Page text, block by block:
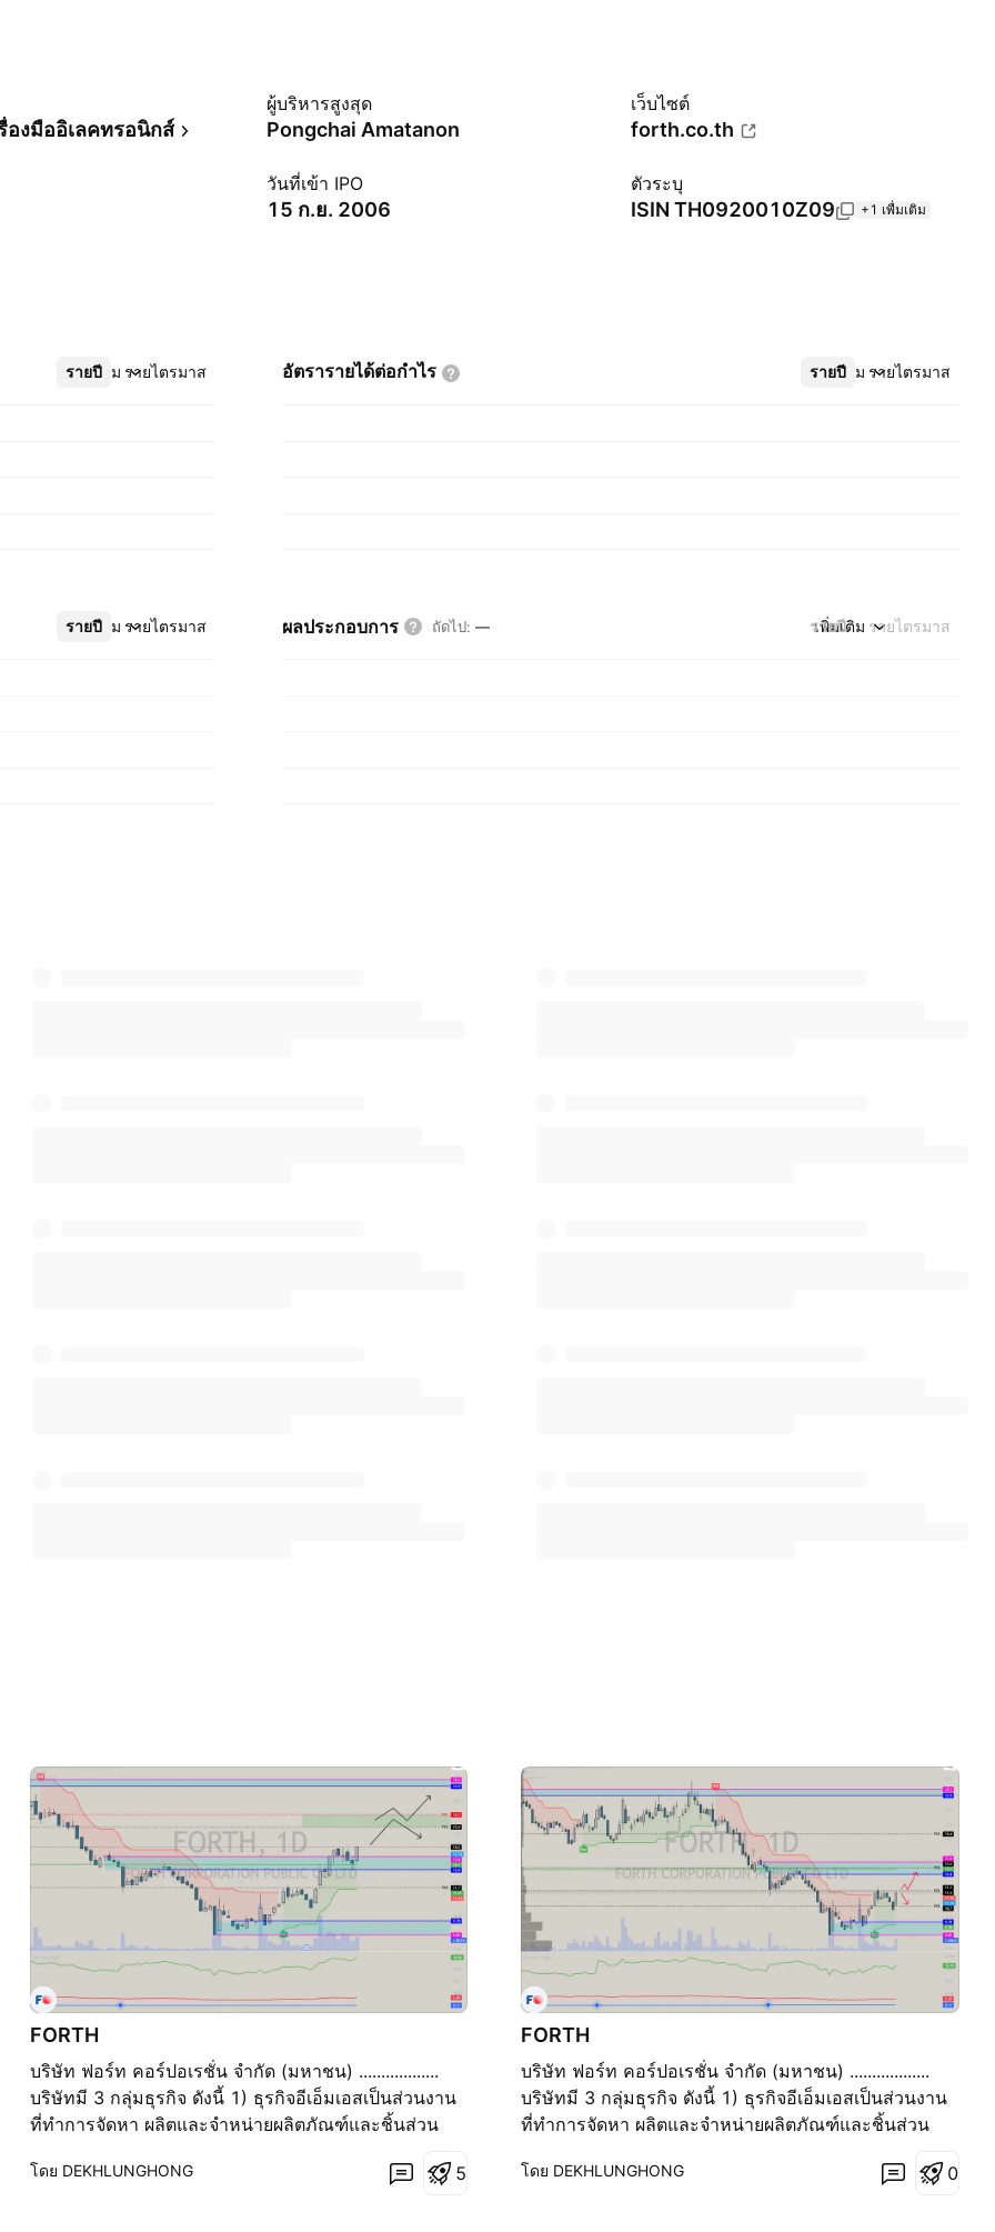
งมืออิเลคทรอนิกส์
ผู้บริหารสูงสุด
Pongchai Amatanon
เว็บไซต์
forth.co.th
วันที่เข้า IPO
15 ก.ย. 2006
ตัวระบุ
ISIN TH0920010Z09 +1 เพื่มเติม
รายปี รายไตรมาส
เพิ่มเติม อัตรารายได้ต่อกำไร รายปี รายไตรมาส
เพิ่มเติม
รายปี รายไตรมาส
เพิ่มเติม ผลประกอบการ ถัดไป: — รายปี รายไตรมาส
เพิ่มเติม
FORTH
บริษัท ฟอร์ท คอร์ปอเรชั่น จำกัด (มหาชน) ..................
บริษัทมี 3 กลุ่มธุรกิจ ดังนี้ 1) ธุรกิจอีเอ็มเอสเป็นส่วนงาน
ที่ทำการจัดหา ผลิตและจำหน่ายผลิตภัณฑ์และชิ้นส่วน
เอ็นเตอร์ไพรซ์ โซลูชั่นส์ เป็นส่วนงานที่รับงานโครงการ
โดย DEKHLUNGHONG 5
FORTH
บริษัท ฟอร์ท คอร์ปอเรชั่น จำกัด (มหาชน) ..................
บริษัทมี 3 กลุ่มธุรกิจ ดังนี้ 1) ธุรกิจอีเอ็มเอสเป็นส่วนงาน
ที่ทำการจัดหา ผลิตและจำหน่ายผลิตภัณฑ์และชิ้นส่วน
เอ็นเตอร์ไพรซ์ โซลูชั่นส์ เป็นส่วนงานที่รับงานโครงการ
โดย DEKHLUNGHONG 0